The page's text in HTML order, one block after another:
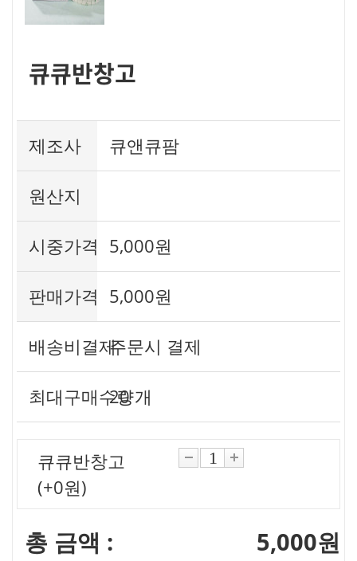
큐큐반창고
제조사 큐앤큐팜
원산지
시중가격 5,000원
판매가격 5,000원
배송비결제주문시 결제
최대구매수량
20 개
큐큐반창고
(+0원)
총 금액 : 5,000원